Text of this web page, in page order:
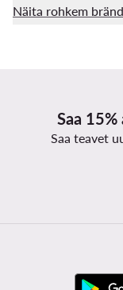
Näita rohkem
Saa
Saa teavet